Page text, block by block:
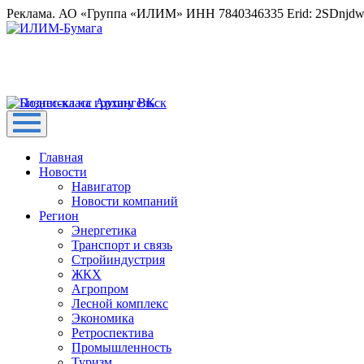
Реклама. АО «Группа «ИЛИМ» ИНН 7840346335 Erid:
Главная
Новости
Навигатор
Новости компаний
Регион
Энергетика
Транспорт и связь
Стройиндустрия
ЖКХ
Агропром
Лесной комплекс
Экономика
Ретроспектива
Промышленность